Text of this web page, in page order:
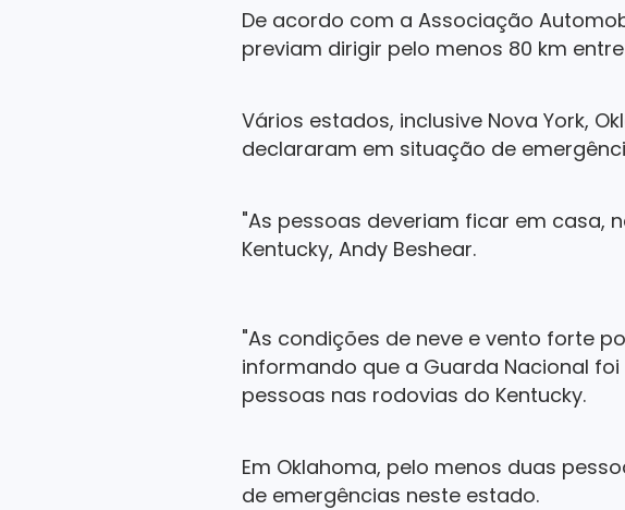
De acordo com a Associação
previam dirigir pelo menos 80 km
Vários estados, inclusive Nova York,
declararam em situação de
"As pessoas deveriam ficar em casa,
Kentucky, Andy Beshear.
"As condições de neve e vento forte
informando que a Guarda Nacional
pessoas nas rodovias do Kentucky.
Em Oklahoma, pelo menos duas
de emergências neste estado.